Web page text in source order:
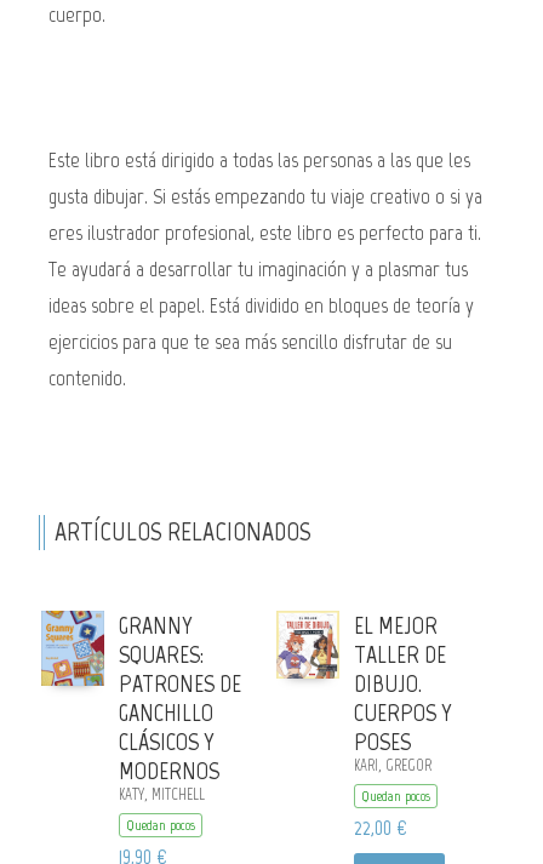
cuerpo.
Este libro está dirigido a todas las personas a las que les
gusta dibujar. Si estás empezando tu viaje creativo o si ya
eres ilustrador profesional, este libro es perfecto para ti.
Te ayudará a desarrollar tu imaginación y a plasmar tus
ideas sobre el papel. Está dividido en bloques de teoría y
ejercicios para que te sea más sencillo disfrutar de su
contenido.
ARTÍCULOS RELACIONADOS
GRANNY
SQUARES:
PATRONES DE
GANCHILLO
CLÁSICOS Y
MODERNOS
KATY, MITCHELL
Quedan pocos
19,90 €
EL MEJOR
TALLER DE
DIBUJO.
CUERPOS Y
POSES
KARI, GREGOR
Quedan pocos
22,00 €